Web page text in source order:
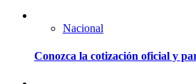
Nacional
Conozca la cotización oficial y